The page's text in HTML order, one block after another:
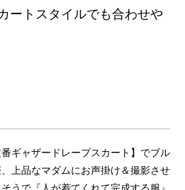
ートスタイルでも合わせや
ギャザードレープスカート】でブル
上品なマダムにお声掛け＆撮影させ